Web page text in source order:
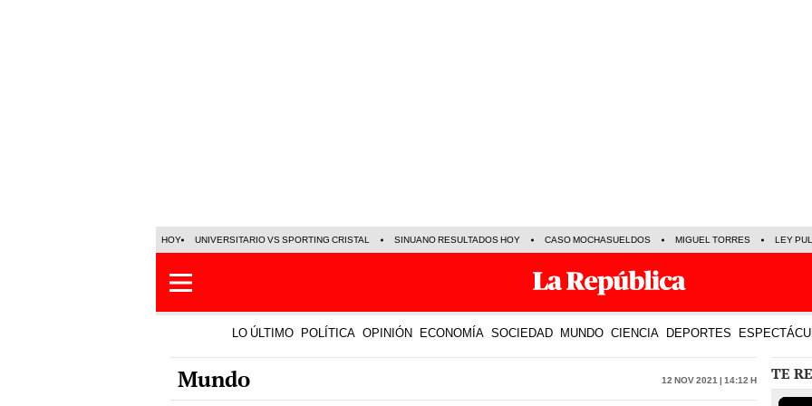
HOY UNIVERSITARIO VS SPORTING CRISTAL SINUANO RESULTADOS HOY CASO MOCHASUELDOS MIGUEL TORRES LEY
LO ÚLTIMO POLÍTICA OPINIÓN ECONOMÍA SOCIEDAD MUNDO CIENCIA DEPORTES
Mundo 12 Nov 2021 | 14:12 h TE